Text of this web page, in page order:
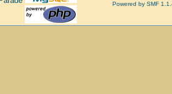
Powered by SMF